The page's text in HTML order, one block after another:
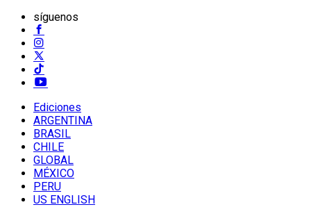
síguenos
Ediciones
ARGENTINA
BRASIL
CHILE
GLOBAL
MÉXICO
PERU
US ENGLISH